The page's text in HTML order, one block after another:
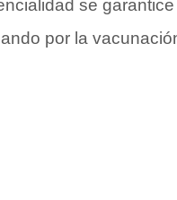
se
por la